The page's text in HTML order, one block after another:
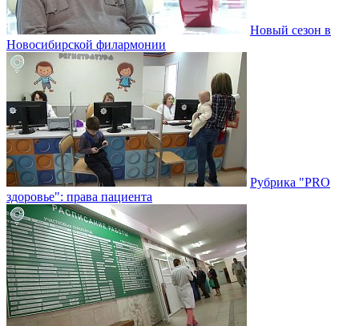
Новый сезон в
Новосибирской филармонии
Рубрика "PRO
здоровье": права пациента